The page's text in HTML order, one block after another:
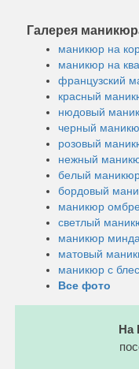
Галерея
маникюр на
маникюр на
французский
красный
нюдовый
черный
розовый
нежный
белый
бордовый
маникюр
светлый
маникюр
матовый
маникюр с
Все фото
На